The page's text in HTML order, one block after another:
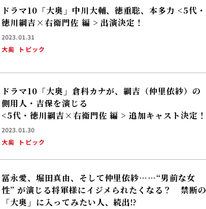
ドラマ10「大奥」中川大輔、徳重聡、本多力 <5代・
徳川綱吉×右衛門佐 編 > 出演決定！
2023.01.31
大奥
トピック
ドラマ10「大奥」倉科カナが、綱吉（仲里依紗）の
側用人・吉保を演じる
<5代・徳川綱吉×右衛門佐 編 > 追加キャスト決定！
2023.01.30
大奥
トピック
冨永愛、堀田真由、そして仲里依紗……“男前な女
性” が演じる将軍様にイジメられたくなる？ 禁断の
「大奥」に入ってみたい人、続出⁉